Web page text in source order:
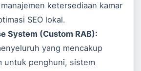
ketersediaan kamar
SEO lokal.
System (Custom RAB):
yang mencakup
untuk penghuni, sistem